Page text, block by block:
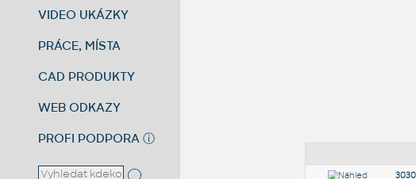
VIDEO UKÁZKY
PRÁCE, MÍSTA
CAD PRODUKTY
WEB ODKAZY
PROFI PODPORA ⓘ